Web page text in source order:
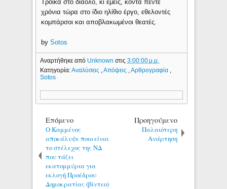
Τρόικα στο διάολο, κι εμείς, κοντά πέντε
χρόνια τώρα στο ίδιο ηλίθιο έργο, εθελοντές
κομπάρσοι και αποβλακωμένοι θεατές.
bySotos
Αναρτήθηκε από Unknownστις3:00:00 μ.μ.
Κατηγορία:Αναλύσεις ,Απόψεις ,Αρθρογραφία
Sotos
Επόμενο
Ο Καμμένος
αποκάλυψε ποιο είναι
το στέλεχος της ΝΔ
που τάζει
εκατομμύρια για
εκλογή Προέδρου
Δημοκρατίας (βίντεο)
Προηγούμενο
Παλαιότερη
Ανάρτηση